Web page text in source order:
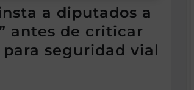
a diputados a
antes de criticar
seguridad vial